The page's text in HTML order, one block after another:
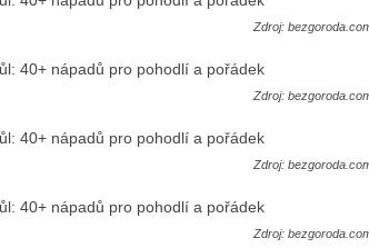
Zdroj:
Zdroj:
Zdroj:
Zdroj: